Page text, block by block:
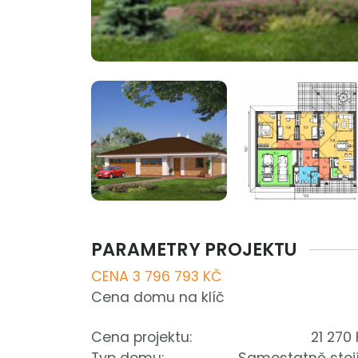
PARAMETRY PROJEKTU
CENA 3 796 793 KČ
Cena domu na klíč
Cena projektu:
21 270